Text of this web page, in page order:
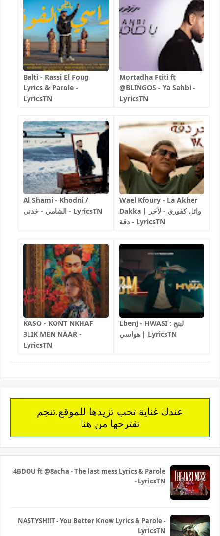
Balti - Rassi El Foug
Lyrics & Parole -
LyricsTN
Mortadha Ftiti ft
@BLINGOS - Ya Sahbi -
LyricsTN
Al Shami - Khodni /
الشامي - خدني - LyricsTN
Wael Kfoury - La Akher
Dakka | وائل كفوري - لآخر
دقة - LyricsTN
KASO - KONT NKHAF
3LIK MEN NAAR -
LyricsTN
Lbenj - HWASI لبنج :
هواسي | LyricsTN
عندك غناية تحب تزيدها للموقع.تنجم
تقترحها من هنا
4BDOU ft ‪@8acha‬ - The last mess Lyrics & Parole
- LyricsTN
NASTYSH!!T - You Better Know Lyrics & Parole -
LyricsTN